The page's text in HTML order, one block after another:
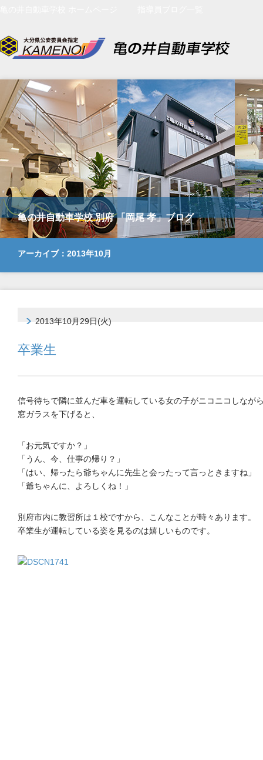
亀の井自動車学校 別府 「岡尾 孝」ブログ
アーカイブ：2013年10月
2013年10月29日(火)
卒業生
信号待ちで隣に並んだ車を運転している女の子がニコニコしなが
窓ガラスを下げると、
「お元気ですか？」
「うん、今、仕事の帰り？」
「はい、帰ったら爺ちゃんに先生と会ったって言っときますね」
「爺ちゃんに、よろしくね！」
別府市内に教習所は１校ですから、こんなことが時々あります。
卒業生が運転している姿を見るのは嬉しいものです。